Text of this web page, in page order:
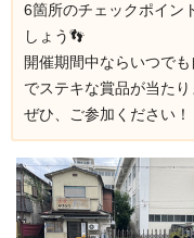
6箇所のチェックポイン
しょう👣
開催期間中ならいつで
でステキな賞品が当たり
ぜひ、ご参加ください！